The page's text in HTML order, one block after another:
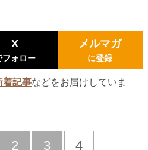
X
フォロー
メルマガ
に登録
着記事などをお届けしていま
2 3 4